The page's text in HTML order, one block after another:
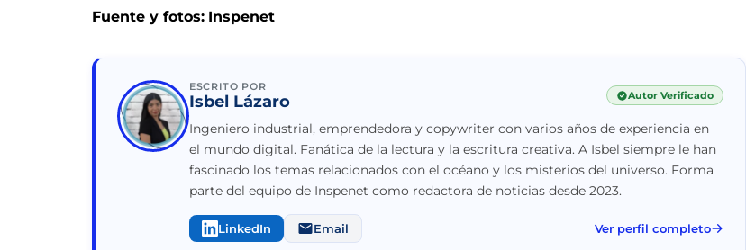
Fuente y fotos: Inspenet
ESCRITO POR
Isbel Lázaro Autor Verificado
Ingeniero industrial, emprendedora y copywriter con varios años de experiencia en
el mundo digital. Fanática de la lectura y la escritura creativa. A Isbel siempre le han
fascinado los temas relacionados con el océano y los misterios del universo. Forma
parte del equipo de Inspenet como redactora de noticias desde 2023.
LinkedIn Email Ver perfil completo